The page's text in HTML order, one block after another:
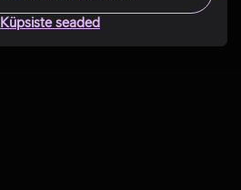
Küpsiste seaded